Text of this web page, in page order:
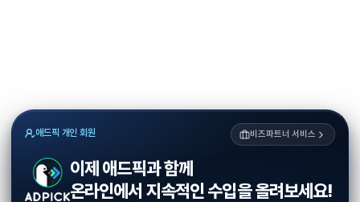
애드픽 개인 회원 비즈파트너 서비스
이제 애드픽과 함께
온라인에서 지속적인 수입을 올려보세요!